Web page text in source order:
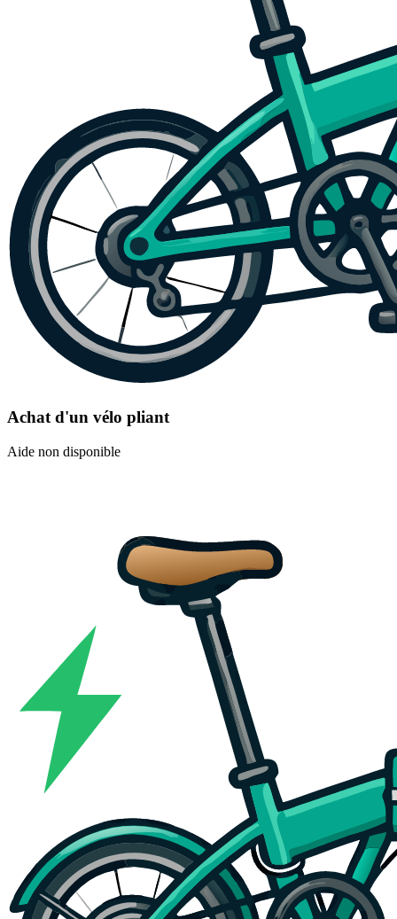
Achat d'un vélo pliant
Aide non disponible